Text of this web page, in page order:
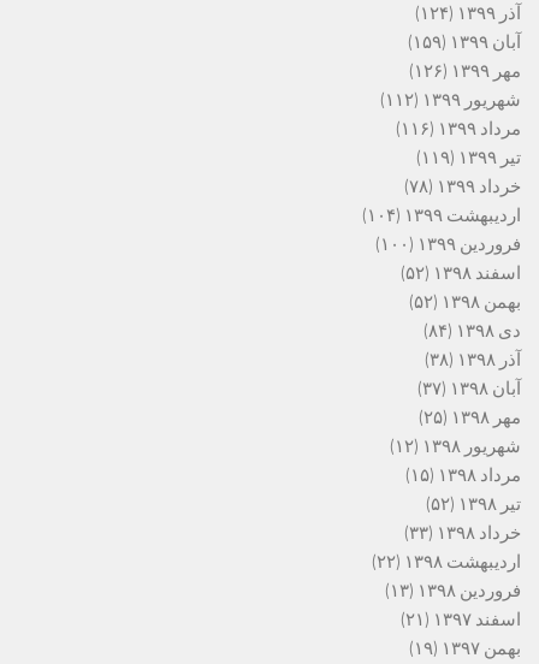
آذر ۱۳۹۹
(۱۲۴)
آبان ۱۳۹۹
(۱۵۹)
مهر ۱۳۹۹
(۱۲۶)
شهریور ۱۳۹۹
(۱۱۲)
مرداد ۱۳۹۹
(۱۱۶)
تیر ۱۳۹۹
(۱۱۹)
خرداد ۱۳۹۹
(۷۸)
اردیبهشت ۱۳۹۹
(۱۰۴)
فروردین ۱۳۹۹
(۱۰۰)
اسفند ۱۳۹۸
(۵۲)
بهمن ۱۳۹۸
(۵۲)
دی ۱۳۹۸
(۸۴)
آذر ۱۳۹۸
(۳۸)
آبان ۱۳۹۸
(۳۷)
مهر ۱۳۹۸
(۲۵)
شهریور ۱۳۹۸
(۱۲)
مرداد ۱۳۹۸
(۱۵)
تیر ۱۳۹۸
(۵۲)
خرداد ۱۳۹۸
(۳۳)
اردیبهشت ۱۳۹۸
(۲۲)
فروردین ۱۳۹۸
(۱۳)
اسفند ۱۳۹۷
(۲۱)
بهمن ۱۳۹۷
(۱۹)